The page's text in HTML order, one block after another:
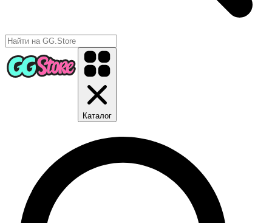
Каталог